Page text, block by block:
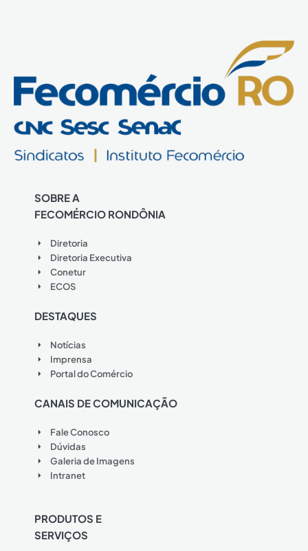
SOBRE A
FECOMÉRCIO RONDÔNIA
Diretoria
Diretoria Executiva
Conetur
ECOS
DESTAQUES
Notícias
Imprensa
Portal do Comércio
CANAIS DE COMUNICAÇÃO
Fale Conosco
Dúvidas
Galeria de Imagens
Intranet
PRODUTOS E
SERVIÇOS